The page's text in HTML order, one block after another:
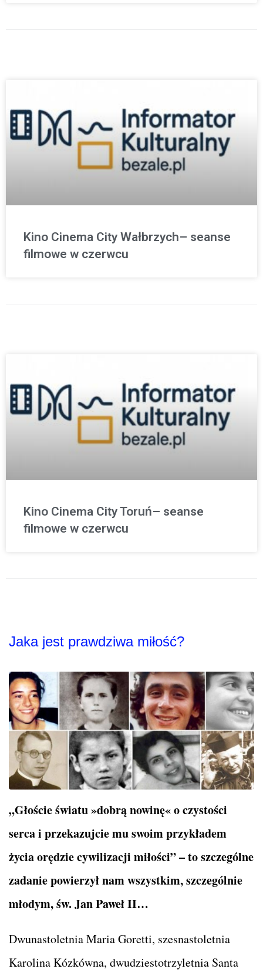
Kino Cinema City Wałbrzych– seanse
filmowe w czerwcu
Kino Cinema City Toruń– seanse
filmowe w czerwcu
Jaka jest prawdziwa miłość?
„Głoście światu »dobrą nowinę« o czystości
serca i przekazujcie mu swoim przykładem
życia orędzie cywilizacji miłości” – to szczególne
zadanie powierzył nam wszystkim, szczególnie
młodym, św. Jan Paweł II…
Dwunastoletnia Maria Goretti, szesnastoletnia
Karolina Kózkówna, dwudziestotrzyletnia Santa